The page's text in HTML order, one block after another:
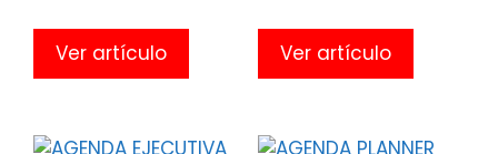
Ver artículo Ver artículo